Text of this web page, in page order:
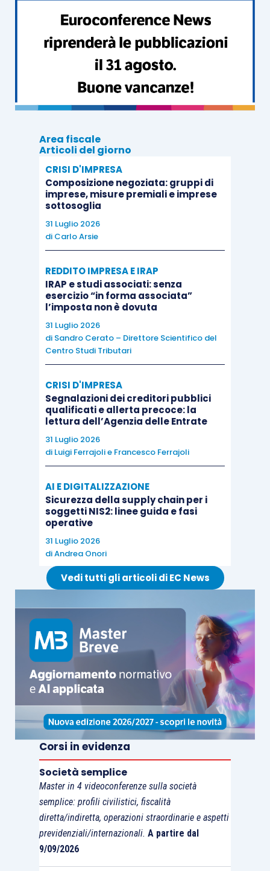
renderà necessario verificare ilsistema
organizzativo
e lagovernancedella società
nonché il suo sistema dicontrollo interno
procedendo, a tal fine, non solo alla raccolta della
necessariadocumentazionema anche alle
intervisteritenute opportune.
Area fiscale
Articoli del giorno
CRISI D'IMPRESA
Composizione negoziata: gruppi di
imprese, misure premiali e imprese
sottosoglia
31 Luglio 2026
di Carlo Arsie
REDDITO IMPRESA E IRAP
IRAP e studi associati: senza
esercizio “in forma associata”
l’imposta non è dovuta
31 Luglio 2026
di Sandro Cerato – Direttore Scientifico del
Centro Studi Tributari
CRISI D'IMPRESA
Segnalazioni dei creditori pubblici
qualificati e allerta precoce: la
lettura dell’Agenzia delle Entrate
31 Luglio 2026
di Luigi Ferrajolie Francesco Ferrajoli
AI E DIGITALIZZAZIONE
Sicurezza della supply chain per i
soggetti NIS2: linee guida e fasi
operative
31 Luglio 2026
diAndrea Onori
Vedi tutti gli articoli di EC News
Corsi in evidenza
Società semplice
Master in 4 videoconferenze sulla società
semplice: profili civilistici, fiscalità
diretta/indiretta, operazioni straordinarie e aspetti
previdenziali/internazionali. A partire dal
9/09/2026